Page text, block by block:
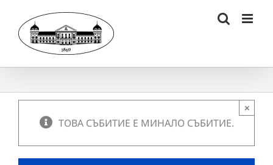
content
ТОВА СЪБИТИЕ Е МИНАЛО СЪБИТИЕ.
×